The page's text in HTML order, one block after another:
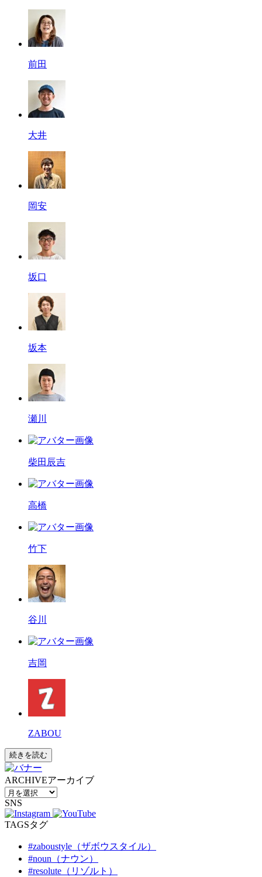
前田
大井
岡安
坂口
坂本
瀬川
柴田辰吉
高橋
竹下
谷川
吉岡
ZABOU
続きを読む
ARCHIVEアーカイブ
SNS
TAGSタグ
#zaboustyle（ザボウスタイル）
#noun（ナウン）
#resolute（リゾルト）